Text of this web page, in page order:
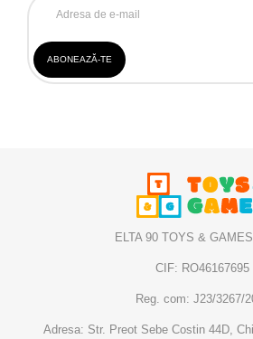
ELTA 90 TOYS &
CIF: RO46167695
Reg. com: J23/3267/
Adresa: Str. Preot Sebe Costin 44D,